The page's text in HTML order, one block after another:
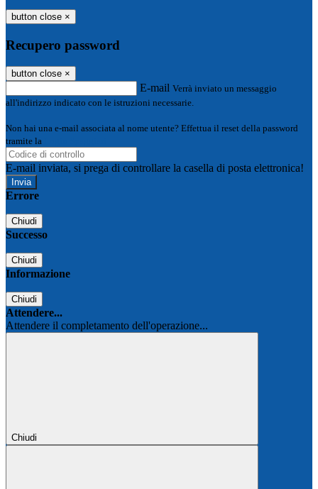
button close ×
Recupero password
button close ×
E-mail Verrà inviato un messaggio
all'indirizzo indicato con le istruzioni necessarie.
Non hai una e-mail associata al nome utente? Effettua il reset della password
tramite la
E-mail inviata, si prega di controllare la casella di posta elettronica!
Errore
Chiudi
Successo
Chiudi
Informazione
Chiudi
Attendere...
Attendere il completamento dell'operazione...
Chiudi